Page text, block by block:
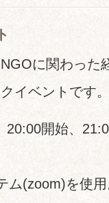
に関わった
イベントです
開始、
(zoom)を使